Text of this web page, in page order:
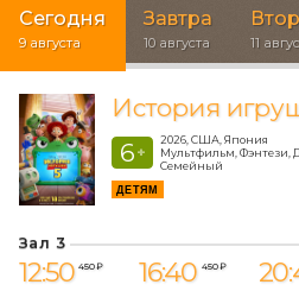
Сегодня
9 августа
Завтра
10 августа 11
История
6 +
2026, США, Япония
Мультфильм, Фэнтези,
Семейный
ДЕТЯМ
Зал 3
12:50 450 ₽ 16:40 450 ₽